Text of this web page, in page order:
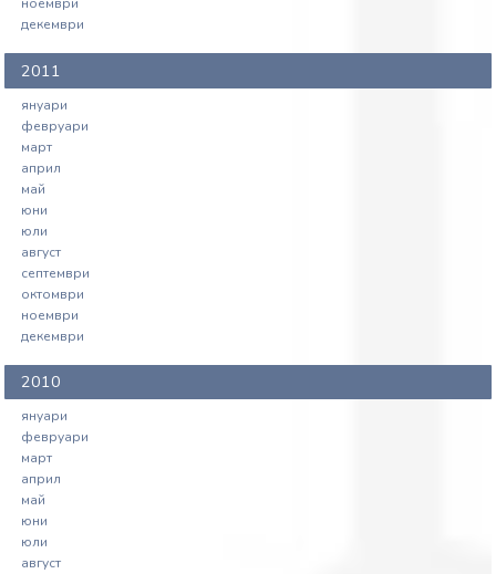
ноември
декември
2011
януари
февруари
март
април
май
юни
юли
август
септември
октомври
ноември
декември
2010
януари
февруари
март
април
май
юни
юли
август